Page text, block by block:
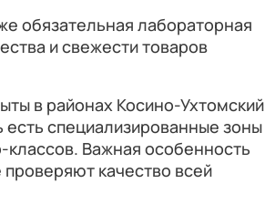
обязательная лабораторная
и свежести товаров
в районах Косино-Ухтомский
специализированные зоны
Важная особенность
качество всей